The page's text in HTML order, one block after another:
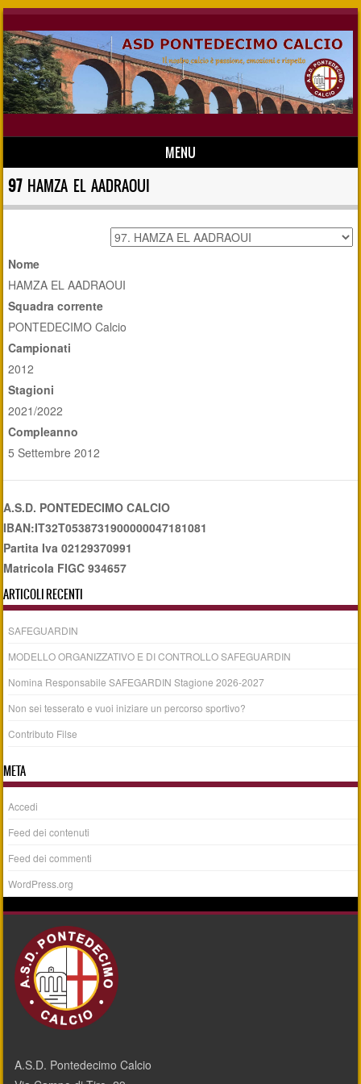
MENU
Skip to content
97HAMZA EL AADRAOUI
Nome
HAMZA EL AADRAOUI
Squadra corrente
PONTEDECIMO Calcio
Campionati
2012
Stagioni
2021/2022
Compleanno
5 Settembre 2012
A.S.D. PONTEDECIMO CALCIO
IBAN:IT32T0538731900000047181081
Partita Iva 02129370991
Matricola FIGC 934657
ARTICOLI RECENTI
SAFEGUARDIN
MODELLO ORGANIZZATIVO E DI CONTROLLO SAFEGUARDIN
Nomina Responsabile SAFEGARDIN Stagione 2026-2027
Non sei tesserato e vuoi iniziare un percorso sportivo?
Contributo Filse
META
Accedi
Feed dei contenuti
Feed dei commenti
WordPress.org
A.S.D. Pontedecimo Calcio